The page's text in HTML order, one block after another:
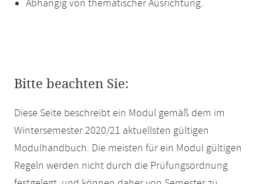
Abhängig von thematischer Ausrichtung.
Bitte beachten Sie:
Diese Seite beschreibt ein Modul gemäß dem im
Wintersemester 2020/21 aktuellsten gültigen
Modulhandbuch. Die meisten für ein Modul gültigen
Regeln werden nicht durch die Prüfungsordnung